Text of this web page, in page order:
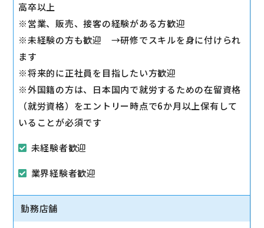
◇販売イベントの運営
◇売場管理/実績管理
売場のレイアウト変更など魅力的なお店作りをお願い
します。
高卒以上
※営業、販売、接客の経験がある方歓迎
※未経験の方も歓迎 →研修でスキルを身に付けられ
ます
※将来的に正社員を目指したい方歓迎
※外国籍の方は、日本国内で就労するための在留資格
（就労資格）をエントリー時点で6か月以上保有して
いることが必須です
未経験者歓迎
業界経験者歓迎
勤務店舗